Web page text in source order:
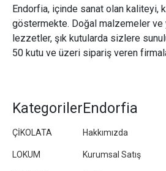
Endorfia, içinde sanat olan kaliteyi,
göstermekte. Doğal malzemeler ve
lezzetler, şık kutularda sizlere
50 kutu ve üzeri sipariş veren
Kategoriler
ÇİKOLATA
LOKUM
Endorfia
Hakkımızda
Kurumsal Satış